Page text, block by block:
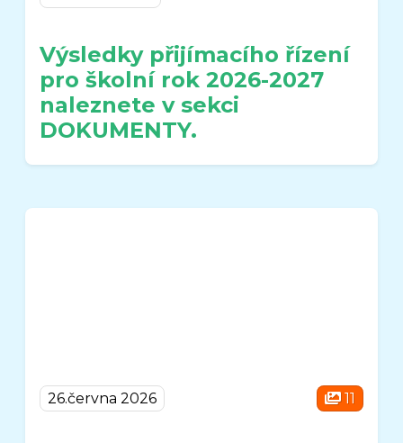
Výsledky přijímacího řízení
pro školní rok 2026-2027
naleznete v sekci
DOKUMENTY.
26.června 2026 11